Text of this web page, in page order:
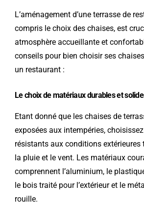
L’aménagement d’une terrasse de
compris le choix des chaises, est
atmosphère accueillante et
conseils pour bien choisir ses
un restaurant :
Le choix de matériaux durables et
Etant donné que les chaises de
exposées aux intempéries,
résistants aux conditions extérieures
la pluie et le vent. Les matériaux
comprennent l’aluminium, le
le bois traité pour l’extérieur et le
rouille.